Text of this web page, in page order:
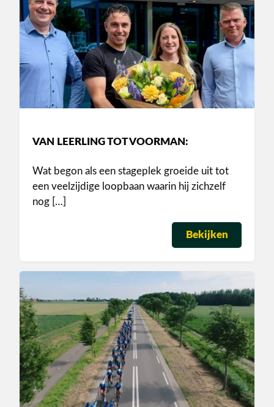
VAN LEERLING TOT VOORMAN:
Wat begon als een stageplek groeide uit tot
een veelzijdige loopbaan waarin hij zichzelf
nog […]
Bekijken